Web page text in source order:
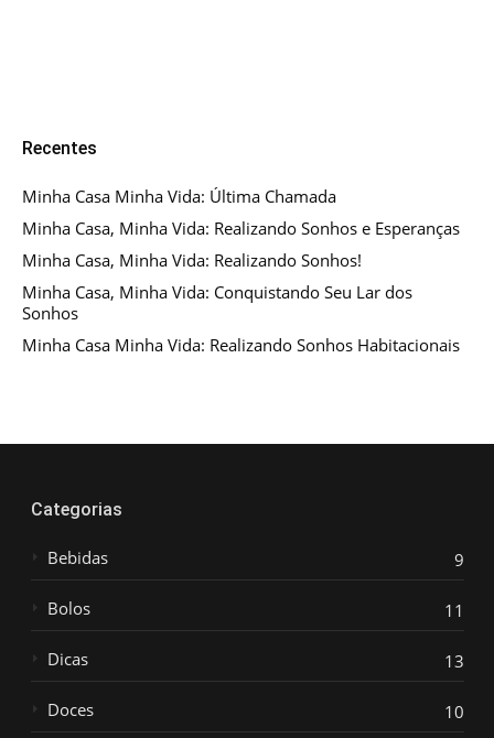
Recentes
Minha Casa Minha Vida: Última Chamada
Minha Casa, Minha Vida: Realizando Sonhos e Esperanças
Minha Casa, Minha Vida: Realizando Sonhos!
Minha Casa, Minha Vida: Conquistando Seu Lar dos
Sonhos
Minha Casa Minha Vida: Realizando Sonhos Habitacionais
Categorias
Bebidas 9
Bolos 11
Dicas 13
Doces 10